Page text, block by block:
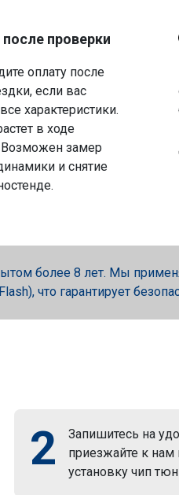
проверки
оплату после
если вас
характеристики.
в ходе
замер
и снятие
более 8 лет. Мы
что гарантирует
2
Запишитесь на
приезжайте к нам
установку чип